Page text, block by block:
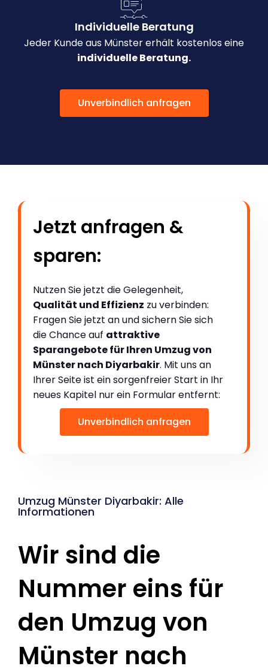
Individuelle Beratung
Jeder Kunde aus Münster erhält kostenlos eine
individuelle Beratung.
Unverbindlich anfragen
Jetzt anfragen &
sparen:
Nutzen Sie jetzt die Gelegenheit,
Qualität und Effizienz zu verbinden:
Fragen Sie jetzt an und sichern Sie sich
die Chance auf attraktive
Sparangebote für Ihren Umzug von
Münster nach Diyarbakir. Mit uns an
Ihrer Seite ist ein sorgenfreier Start in Ihr
neues Kapitel nur ein Formular entfernt:
Unverbindlich anfragen
Umzug Münster Diyarbakir: Alle
Informationen
Wir sind die
Nummer eins für
den Umzug von
Münster nach